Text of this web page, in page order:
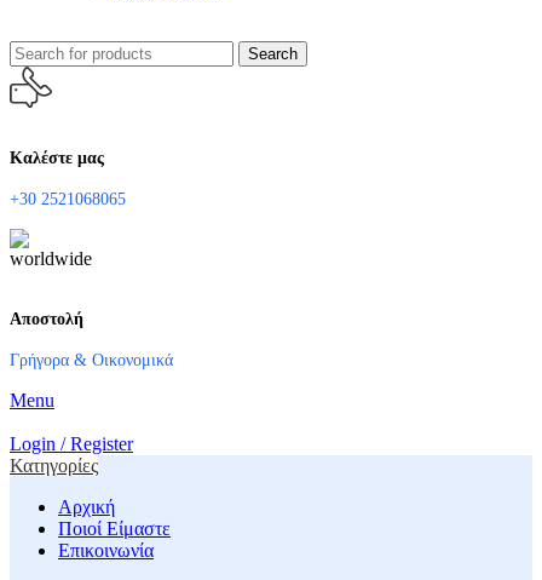
Search
Καλέστε μας
+30 2521068065
Αποστολή
Γρήγορα & Οικονομικά
Menu
Login / Register
Κατηγορίες
Αρχική
Ποιοί Είμαστε
Επικοινωνία